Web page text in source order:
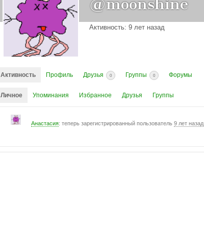
@moonshine
Активность: 9 лет назад
Активность Профиль Друзья 0 Группы 0 Форумы
Личное Упоминания Избранное Друзья Группы
Анастасия: теперь зарегистрированный пользователь 9 лет назад